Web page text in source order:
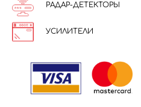
РАДАР-ДЕТЕКТОРЫ
УСИЛИТЕЛИ